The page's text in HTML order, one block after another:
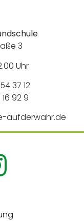
3
Uhr
37 12
92 9
aufderwahr.de